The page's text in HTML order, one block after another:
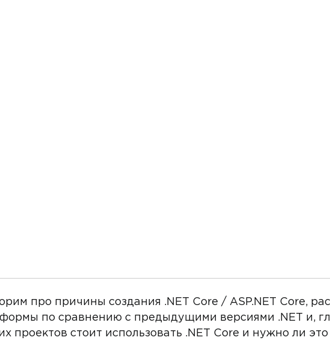
про причины создания .NET Core / ASP.NET Core,
по сравнению с предыдущими версиями .NET и,
проектов стоит использовать .NET Core и нужно ли